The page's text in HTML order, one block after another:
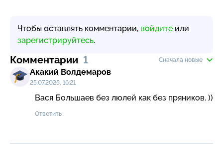
Чтобы оставлять комментарии, войдите или
зарегистрируйтесь.
Комментарии 1 Сначала новые
Акакий Волдемаров
25.07.2025, 16:21
Вася Большаев без люлей как без пряников. ))
Ответить